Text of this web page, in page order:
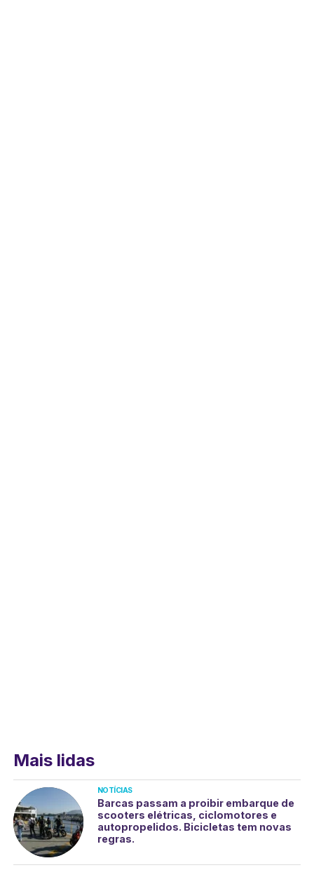
Mais lidas
NOTÍCIAS
Barcas passam a proibir embarque de
scooters elétricas, ciclomotores e
autopropelidos. Bicicletas tem novas
regras.